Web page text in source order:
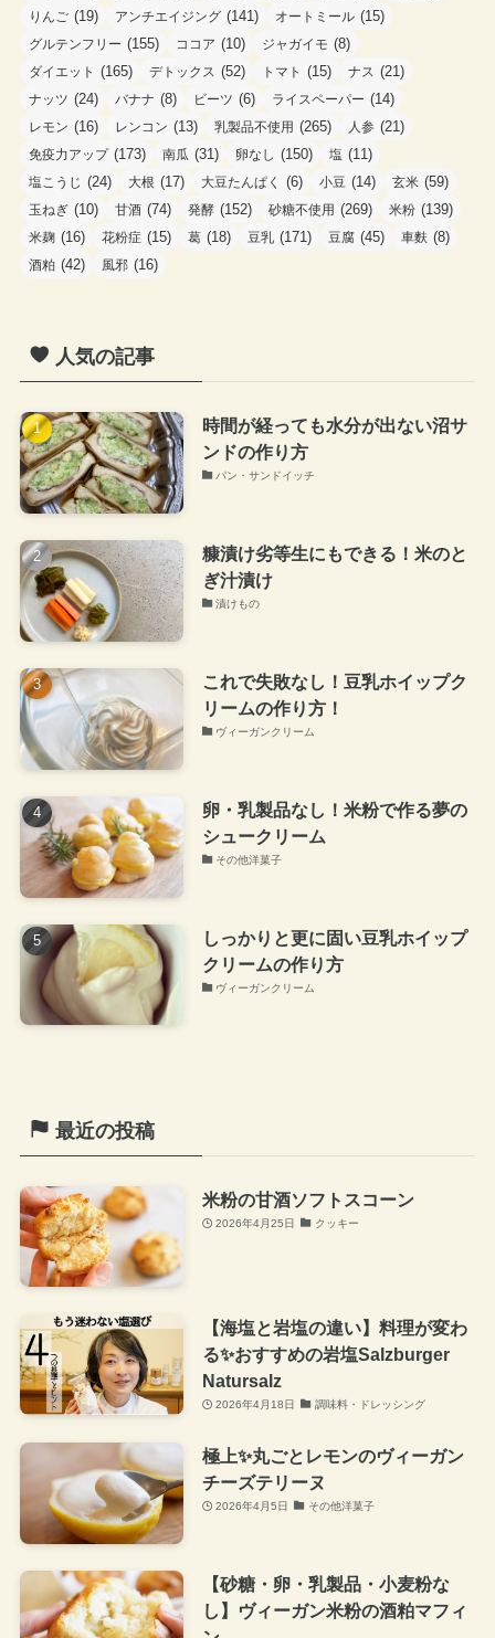
りんご (19) アンチエイジング (141) オートミール (15)
グルテンフリー (155) ココア (10) ジャガイモ (8)
ダイエット (165) デトックス (52) トマト (15) ナス (21)
ナッツ (24) バナナ (8) ビーツ (6) ライスペーパー (14)
レモン (16) レンコン (13) 乳製品不使用 (265) 人参 (21)
免疫力アップ(173) 南瓜 (31) 卵なし (150) 塩 (11)
塩こうじ (24) 大根 (17) 大豆たんぱく (6) 小豆 (14) 玄米 (59)
玉ねぎ (10) 甘酒 (74) 発酵 (152) 砂糖不使用 (269) 米粉 (139)
米麹 (16) 花粉症 (15) 葛 (18) 豆乳 (171) 豆腐 (45) 車麩 (8)
酒粕 (42) 風邪 (16)
人気の記事
時間が経っても水分が出ない沼サ
ンドの作り方
パン・サンドイッチ
糠漬け劣等生にもできる！米のと
ぎ汁漬け
漬けもの
これで失敗なし！豆乳ホイップク
リームの作り方！
ヴィーガンクリーム
卵・乳製品なし！米粉で作る夢の
シュークリーム
その他洋菓子
しっかりと更に固い豆乳ホイップ
クリームの作り方
ヴィーガンクリーム
最近の投稿
米粉の甘酒ソフトスコーン
2026年4月25日 クッキー
【海塩と岩塩の違い】料理が変わ
る✨おすすめの岩塩Salzburger
Natursalz
2026年4月18日 調味料・ドレッシング
極上✨丸ごとレモンのヴィーガン
チーズテリーヌ
2026年4月5日 その他洋菓子
【砂糖・卵・乳製品・小麦粉な
し】ヴィーガン米粉の酒粕マフィ